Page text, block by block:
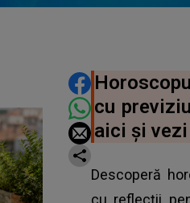
DISTRIBUIE
cu
aici și
Descoperă
cu reflecții